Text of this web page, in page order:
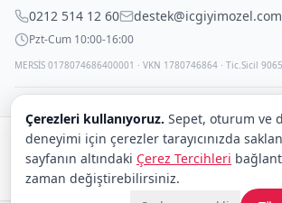
Outlet Fırsatları
Gizli Paketleme
0212 514 12 60
destek@icgiyimozel.com
Pzt-Cum 10:00-16:00
MERSİS 0178074686400001 · VKN 1780746864 · Tic.Sicil
Güvenli alışveriş:
Kargo:
Çerezleri kullanıyoruz. Sepet, oturum ve
deneyimi için çerezler tarayıcınızda
sayfanın altındaki Çerez Tercihleri
zaman değiştirebilirsiniz.